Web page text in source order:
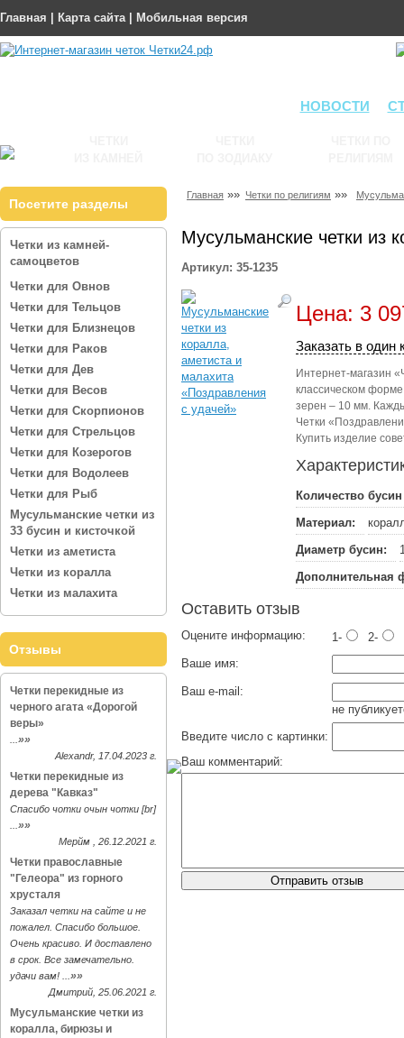
Главная Карта сайта| Мобильная версия
НОВОСТИ
Посетите разделы
Четки из камней-
самоцветов
Четки для Овнов
Четки для Тельцов
Четки для Близнецов
Четки для Раков
Четки для Дев
Четки для Весов
Четки для Скорпионов
Четки для Стрельцов
Четки для Козерогов
Четки для Водолеев
Четки для Рыб
Мусульманские четки из
33 бусин и кисточкой
Четки из аметиста
Четки из коралла
Четки из малахита
Отзывы
Четки перекидные из
черного агата «Дорогой
веры»
»»
Alexandr, 17.04.2023 г.
Четки перекидные из
дерева "Кавказ"
Спасибо чотки очын чотки [br]
»»
Мерйм , 26.12.2021 г.
Четки православные
"Гелеора" из горного
хрусталя
Заказал четки на сайте и не
пожалел. Спасибо большое.
Очень красиво. И доставлено
в срок. Все замечательно.
удачи вам! ... »»
Дмитрий, 25.06.2021 г.
Мусульманские четки из
коралла, бирюзы и
Главная »» Четки по религиям »»
Мусульманские четки из
Артикул: 35-1235
Цена: 3
Заказать в один
Интернет-магазин
классическом
зерен – 10 мм.
Четки
Купить изделие
Количество
Материал:
Диаметр бусин:
Дополнительная
Оставить отзыв
Оцените информацию: 1- 2-
Ваше имя:
Ваш e-mail:
не
Введите число с картинки:
Ваш комментарий: